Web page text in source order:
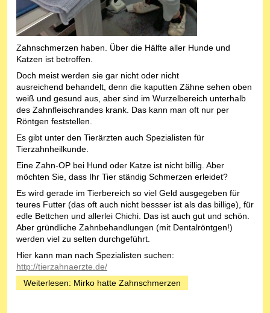
Zahnschmerzen haben. Über die Hälfte aller Hunde und
Katzen ist betroffen.
Doch meist werden sie gar nicht oder nicht
ausreichend behandelt, denn die kaputten Zähne sehen oben
weiß und gesund aus, aber sind im Wurzelbereich unterhalb
des Zahnfleischrandes krank. Das kann man oft nur per
Röntgen feststellen.
Es gibt unter den Tierärzten auch Spezialisten für
Tierzahnheilkunde.
Eine Zahn-OP bei Hund oder Katze ist nicht billig. Aber
möchten Sie, dass Ihr Tier ständig Schmerzen erleidet?
Es wird gerade im Tierbereich so viel Geld ausgegeben für
teures Futter (das oft auch nicht bessser ist als das billige), für
edle Bettchen und allerlei Chichi. Das ist auch gut und schön.
Aber gründliche Zahnbehandlungen (mit Dentalröntgen!)
werden viel zu selten durchgeführt.
Hier kann man nach Spezialisten suchen:
http://tierzahnaerzte.de/
Weiterlesen: Mirko hatte Zahnschmerzen